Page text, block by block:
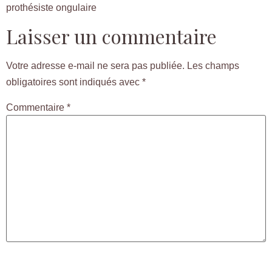
prothésiste ongulaire
Laisser un commentaire
Votre adresse e-mail ne sera pas publiée. Les champs
obligatoires sont indiqués avec *
Commentaire *